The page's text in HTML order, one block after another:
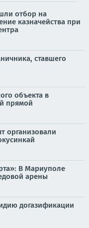
отбор на
казначейства при
ставшего
объекта в
прямой
организовали
В Мариуполе
арены
догазификации